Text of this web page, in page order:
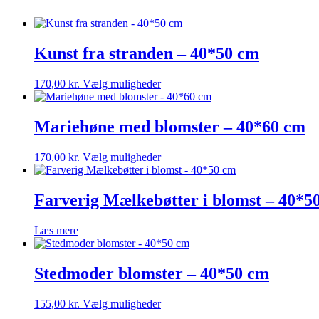
Kunst fra stranden – 40*50 cm
170,00 kr. Vælg mulighederDette
vare
flere
varianter.
kan
vælges
varesiden
Mariehøne med blomster – 40*60 cm
170,00 kr. Vælg mulighederDette
vare
flere
varianter.
vælges
varesiden
Farverig Mælkebøtter i blomst –
Læs mere
Stedmoder blomster – 40*50 cm
155,00 kr. Vælg mulighederDette